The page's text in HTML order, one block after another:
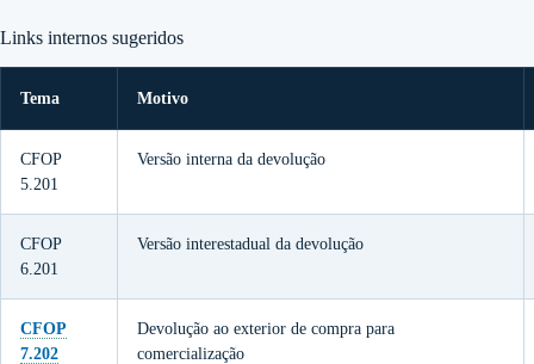
Links internos sugeridos
Tema Motivo
CFOP
5.201
Versão interna da devolução
CFOP
6.201
Versão interestadual da devolução
CFOP
7.202
Devolução ao exterior de compra para
comercialização